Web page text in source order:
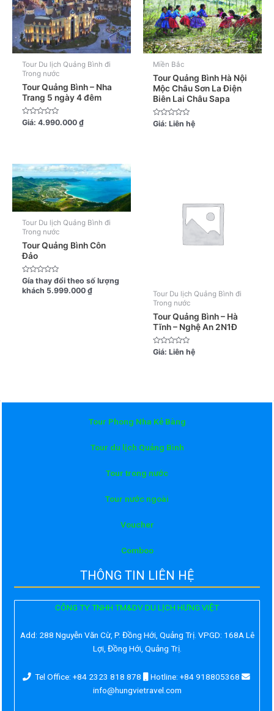
Tour Du lịch Quảng Bình đi
Trong nước
Tour Quảng Bình – Nha
Trang 5 ngày 4 đêm
Được
Giá: 4.990.000₫
Miền Bắc
Tour Quảng Bình Hà Nội
Mộc Châu Sơn La Điện
Biên Lai Châu Sapa
Được
Giá: Liên hệ
Tour Du lịch Quảng Bình đi
Trong nước
Tour Quảng Bình Côn
Đảo
Được
hạng
Gía thay đổi theo số lượng
khách 5.999.000₫
Tour Du lịch Quảng Bình đi
Trong nước
Tour Quảng Bình – Hà
Tĩnh – Nghệ An 2N1Đ
Được
xếp
Giá: Liên hệ
Tour Phong Nha Kẻ Bàng
Tour du lịch Quảng Bình
Tour trong nước
Tour nước ngoài
Voucher
Comboo
THÔNG TIN LIÊN HỆ
CÔNG TY TNHH TM&DV DU LỊCH HƯNG VIỆT
Add: 288 Nguyễn Văn Cừ, P. Đồng Hới, Quảng Trị. VPGD: 168A Lê
Lợi, Đồng Hới, Quảng Trị.
Tel Office: +84 2323 818 878
Hotline: +84 918805368
info@hungvietravel.com